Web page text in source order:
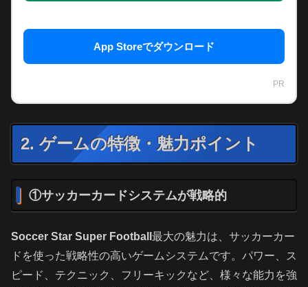
App Storeでダウンロード
PR
2. ゲームの特徴・魅力ポイント
①サッカーカードシステムが戦略的
Soccer Star Super Football 最大の魅力は、サッカーカー
ドを使った戦略性の高いゲームシステムです。パワー、ス
ピード、テクニック、フリーキックなど、様々な能力を強